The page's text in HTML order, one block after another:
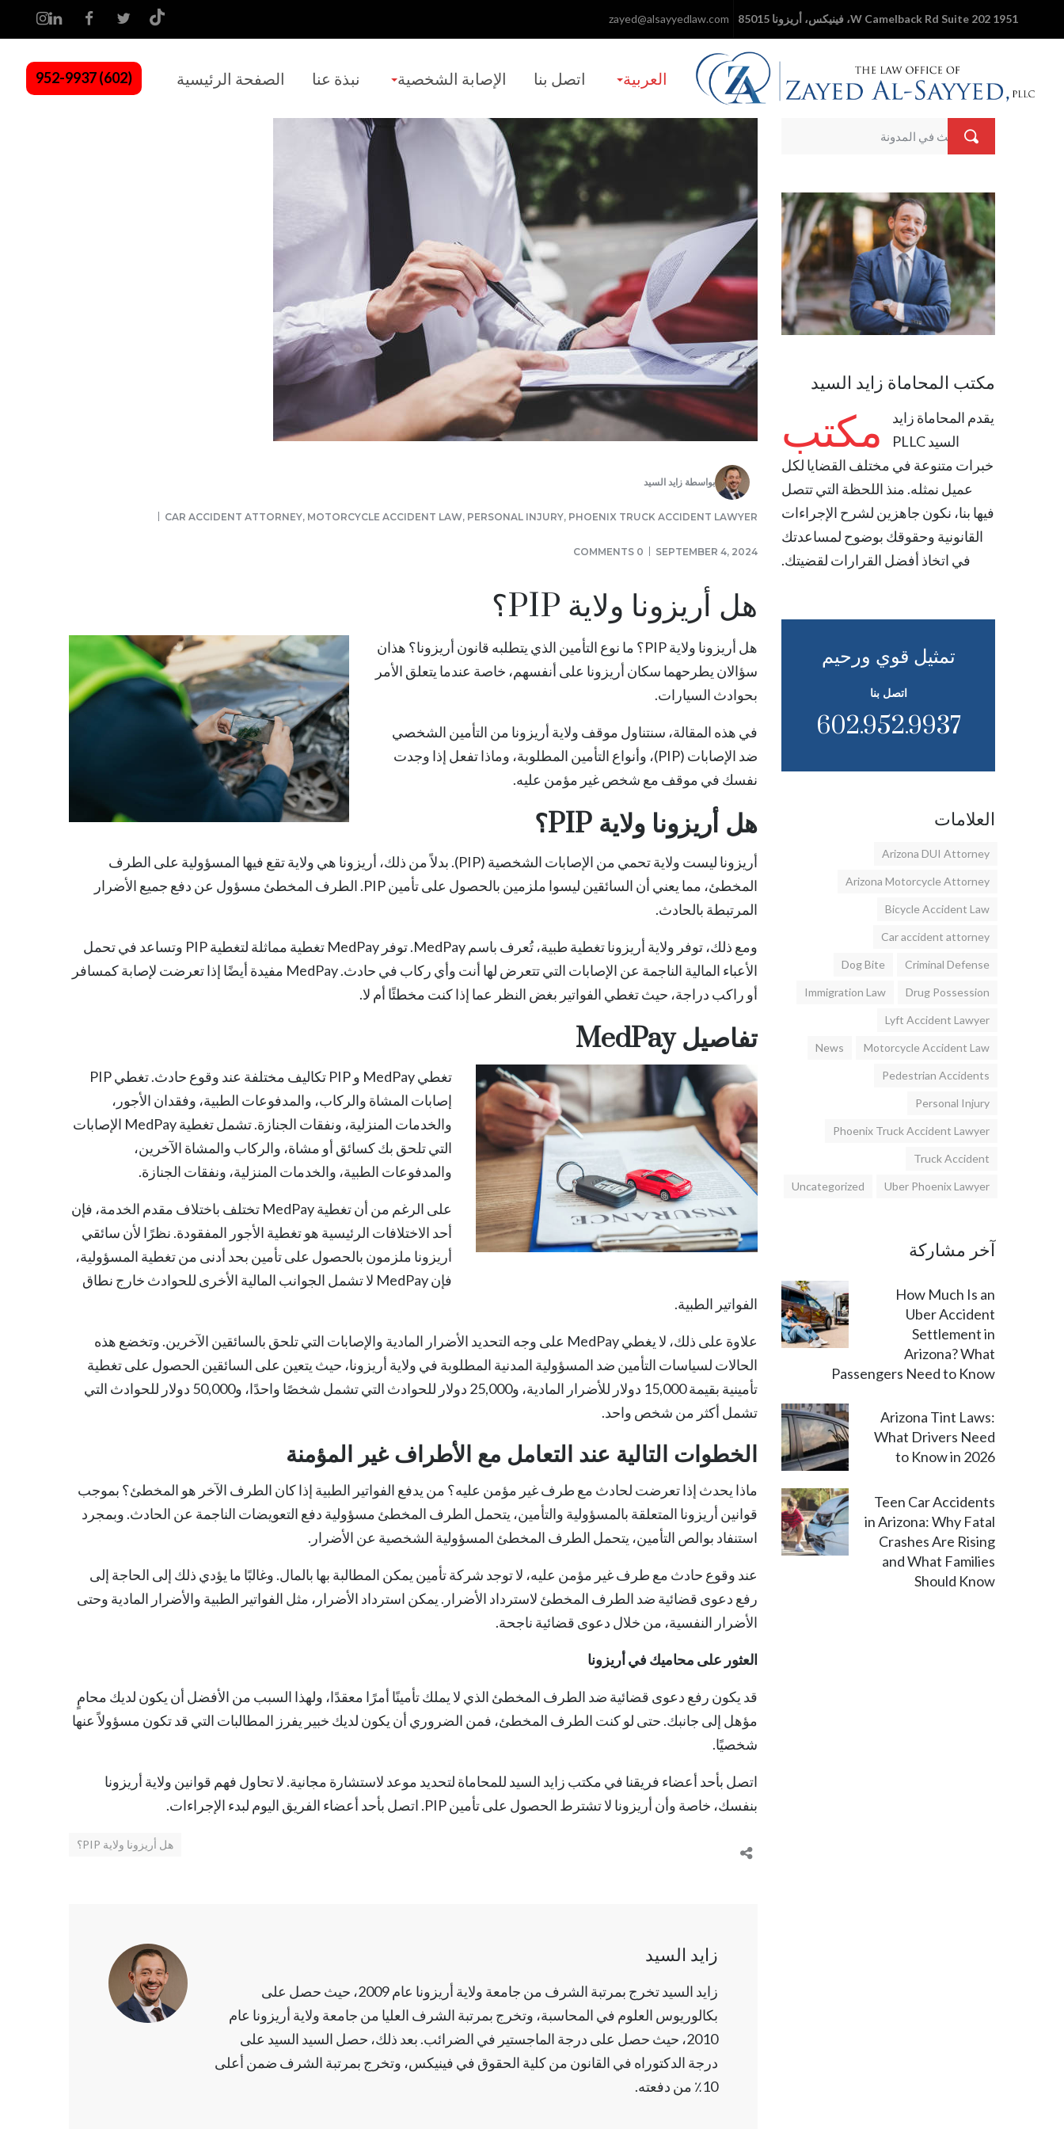
1951 W Camelback Rd Suite 202، فينيكس، أريزونا 85015 zayed@alsayyedlaw.com
الصفحة الرئيسية نبذة عنا الإصابة الشخصية اتصل بنا العربية‏ (602) 952-9937
بواسطة زايد السيد
CAR ACCIDENT ATTORNEY, MOTORCYCLE ACCIDENT LAW, PERSONAL INJURY, PHOENIX TRUCK ACCIDENT LAWYER
SEPTEMBER 4, 2024
0 COMMENTS
هل أريزونا ولاية PIP؟
هل أريزونا ولاية PIP؟ ما نوع التأمين الذي يتطلبه قانون أريزونا؟ هذان
سؤالان يطرحهما سكان أريزونا على أنفسهم، خاصة عندما يتعلق الأمر
بحوادث السيارات.
في هذه المقالة، سنتناول موقف ولاية أريزونا من التأمين الشخصي
ضد الإصابات (PIP)، وأنواع التأمين المطلوبة، وماذا تفعل إذا وجدت
نفسك في موقف مع شخص غير مؤمن عليه.
هل أريزونا ولاية PIP؟
أريزونا ليست ولاية تحمي من الإصابات الشخصية (PIP). بدلاً من ذلك، أريزونا هي ولاية تقع فيها المسؤولية على الطرف
المخطئ، مما يعني أن السائقين ليسوا ملزمين بالحصول على تأمين PIP. الطرف المخطئ مسؤول عن دفع جميع الأضرار
المرتبطة بالحادث.
ومع ذلك، توفر ولاية أريزونا تغطية طبية، تُعرف باسم MedPay
. توفر MedPay تغطية مماثلة لتغطية PIP وتساعد في تحمل
الأعباء المالية الناجمة عن الإصابات التي تتعرض لها أنت وأي ركاب في حادث. MedPay مفيدة أيضًا إذا تعرضت لإصابة كمسافر
أو راكب دراجة، حيث تغطي الفواتير بغض النظر عما إذا كنت مخطئًا أم لا.
تفاصيل MedPay
تغطي MedPay و PIP تكاليف مختلفة عند وقوع حادث. تغطي PIP
إصابات المشاة والركاب، والمدفوعات الطبية، وفقدان الأجور،
والخدمات المنزلية، ونفقات الجنازة. تشمل تغطية MedPay الإصابات
التي تلحق بك كسائق أو مشاة، والركاب والمشاة الآخرين،
والمدفوعات الطبية، والخدمات المنزلية، ونفقات الجنازة.
على الرغم من أن تغطية MedPay تختلف باختلاف مقدم الخدمة، فإن
أحد الاختلافات الرئيسية هو تغطية الأجور المفقودة. نظرًا لأن سائقي
أريزونا ملزمون بالحصول على تأمين بحد أدنى من تغطية المسؤولية،
فإن MedPay لا تشمل الجوانب المالية الأخرى للحوادث خارج نطاق
الفواتير الطبية.
علاوة على ذلك، لا يغطي MedPay على وجه التحديد الأضرار المادية والإصابات التي تلحق بالسائقين الآخرين. وتخضع هذه
الحالات لسياسات التأمين ضد المسؤولية المدنية المطلوبة في ولاية أريزونا، حيث يتعين على السائقين الحصول على تغطية
تأمينية بقيمة 15,000 دولار للأضرار المادية، و25,000 دولار للحوادث التي تشمل شخصًا واحدًا، و50,000 دولار للحوادث التي
تشمل أكثر من شخص واحد.
الخطوات التالية عند التعامل مع الأطراف غير المؤمنة
ماذا يحدث إذا تعرضت لحادث مع طرف غير مؤمن عليه؟ من يدفع الفواتير الطبية إذا كان الطرف الآخر هو المخطئ؟ بموجب
قوانين أريزونا المتعلقة بالمسؤولية والتأمين، يتحمل الطرف المخطئ مسؤولية دفع التعويضات الناجمة عن الحادث. وبمجرد
استنفاد بوالص التأمين، يتحمل الطرف المخطئ المسؤولية الشخصية عن الأضرار.
عند وقوع حادث مع طرف غير مؤمن عليه، لا توجد شركة تأمين يمكن المطالبة بها بالمال. وغالبًا ما يؤدي ذلك إلى الحاجة إلى
رفع دعوى قضائية ضد الطرف المخطئ لاسترداد الأضرار. يمكن استرداد الأضرار، مثل الفواتير الطبية والأضرار المادية وحتى
الأضرار النفسية، من خلال دعوى قضائية ناجحة.
العثور على محاميك في أريزونا
قد يكون رفع دعوى قضائية ضد الطرف المخطئ الذي لا يملك تأمينًا أمرًا معقدًا، ولهذا السبب من الأفضل أن يكون لديك محامٍ
مؤهل إلى جانبك. حتى لو كنت الطرف المخطئ، فمن الضروري أن يكون لديك خبير يفرز المطالبات التي قد تكون مسؤولاً عنها
شخصيًا.
اتصل بأحد أعضاء فريقنا في مكتب زايد السيد للمحاماة لتحديد موعد لاستشارة مجانية. لا تحاول فهم قوانين ولاية أريزونا
بنفسك، خاصة وأن أريزونا لا تشترط الحصول على تأمين PIP. اتصل بأحد أعضاء الفريق اليوم لبدء الإجراءات.
هل أريزونا ولاية PIP؟
زايد السيد
زايد السيد تخرج بمرتبة الشرف من جامعة ولاية أريزونا عام 2009، حيث حصل على
بكالوريوس العلوم في المحاسبة، وتخرج بمرتبة الشرف العليا من جامعة ولاية أريزونا عام
2010، حيث حصل على درجة الماجستير في الضرائب. بعد ذلك، حصل السيد السيد على
درجة الدكتوراه في القانون من كلية الحقوق في فينيكس، وتخرج بمرتبة الشرف ضمن أعلى
10٪ من دفعته.
مكتب المحاماة زايد السيد
يقدم مكتب
المحاماة زايد
السيد PLLC
خبرات متنوعة في مختلف القضايا لكل
عميل نمثله. منذ اللحظة التي تتصل
فيها بنا، نكون جاهزين لشرح الإجراءات
القانونية وحقوقك بوضوح لمساعدتك
في اتخاذ أفضل القرارات لقضيتك.
تمثيل قوي ورحيم
اتصل بنا
602.952.9937
العلامات
Arizona DUI Attorney
Arizona Motorcycle Attorney
Bicycle Accident Law
Car accident attorney
Criminal Defense
Dog Bite
Drug Possession
Immigration Law
Lyft Accident Lawyer
Motorcycle Accident Law
News
Pedestrian Accidents
Personal Injury
Phoenix Truck Accident Lawyer
Truck Accident
Uber Phoenix Lawyer
Uncategorized
آخر مشاركة
How Much Is an
Uber Accident
Settlement in
Arizona? What
Passengers Need to Know
Arizona Tint Laws:
What Drivers Need
to Know in 2026
Teen Car Accidents
in Arizona: Why Fatal
Crashes Are Rising
and What Families
Should Know